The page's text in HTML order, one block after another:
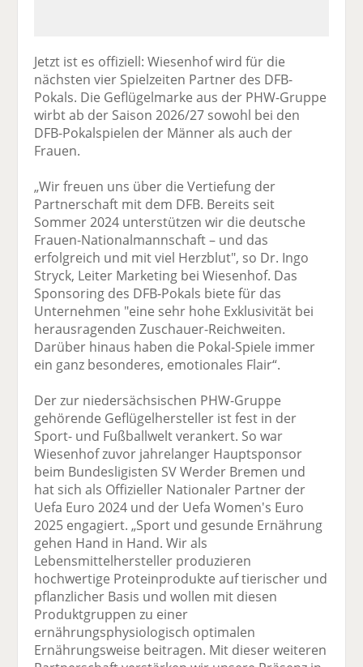
Jetzt ist es offiziell: Wiesenhof wird für die
nächsten vier Spielzeiten Partner des DFB-
Pokals. Die Geflügelmarke aus der PHW-Gruppe
wirbt ab der Saison 2026/27 sowohl bei den
DFB-Pokalspielen der Männer als auch der
Frauen.
„Wir freuen uns über die Vertiefung der
Partnerschaft mit dem DFB. Bereits seit
Sommer 2024 unterstützen wir die deutsche
Frauen-Nationalmannschaft – und das
erfolgreich und mit viel Herzblut", so Dr. Ingo
Stryck, Leiter Marketing bei Wiesenhof. Das
Sponsoring des DFB-Pokals biete für das
Unternehmen "eine sehr hohe Exklusivität bei
herausragenden Zuschauer-Reichweiten.
Darüber hinaus haben die Pokal-Spiele immer
ein ganz besonderes, emotionales Flair“.
Der zur niedersächsischen PHW-Gruppe
gehörende Geflügelhersteller ist fest in der
Sport- und Fußballwelt verankert. So war
Wiesenhof zuvor jahrelanger Hauptsponsor
beim Bundesligisten SV Werder Bremen und
hat sich als Offizieller Nationaler Partner der
Uefa Euro 2024 und der Uefa Women's Euro
2025 engagiert. „Sport und gesunde Ernährung
gehen Hand in Hand. Wir als
Lebensmittelhersteller produzieren
hochwertige Proteinprodukte auf tierischer und
pflanzlicher Basis und wollen mit diesen
Produktgruppen zu einer
ernährungsphysiologisch optimalen
Ernährungsweise beitragen. Mit dieser weiteren